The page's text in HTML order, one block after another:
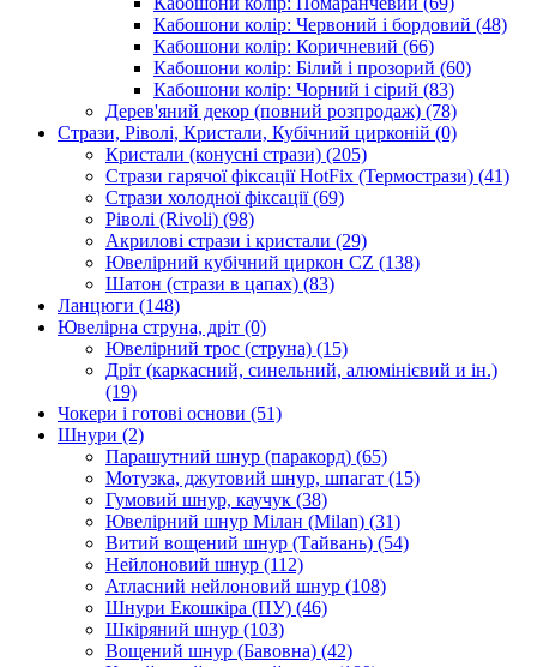
Кабошони колір: Червоний і бордовий (48)
Кабошони колір: Коричневий (66)
Кабошони колір: Білий і прозорий (60)
Кабошони колір: Чорний і сірий (83)
Дерев'яний декор (повний розпродаж) (78)
Стрази, Ріволі, Кристали, Кубічний цирконій (0)
Кристали (конусні стрази) (205)
Стрази гарячої фіксації HotFix (Термострази) (41)
Стрази холодної фіксації(69)
Ріволі (Rivoli) (98)
Акрилові стрази і кристали (29)
Ювелірний кубічний циркон CZ (138)
Шатон (стрази в цапах) (83)
Ланцюги (148)
Ювелірна струна, дріт (0)
Ювелірний трос (струна) (15)
Дріт (каркасний, синельний, алюмінієвий и ін.)
(19)
Чокери і готові основи (51)
Шнури (2)
Парашутний шнур (паракорд) (65)
Мотузка, джутовий шнур, шпагат (15)
Гумовий шнур, каучук (38)
Ювелірний шнур Мілан (Milan) (31)
Витий вощений шнур (Тайвань) (54)
Нейлоновий шнур (112)
Атласний нейлоновий шнур (108)
Шнури Екошкіра (ПУ) (46)
Шкіряний шнур (103)
Вощений шнур (Бавовна) (42)